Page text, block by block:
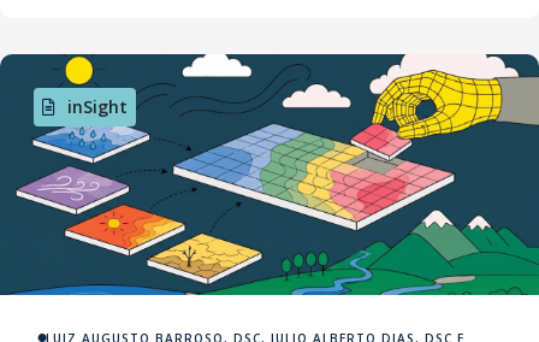
inSight
LUIZ AUGUSTO BARROSO, DSC,JULIO ALBERTO DIAS, DSC E